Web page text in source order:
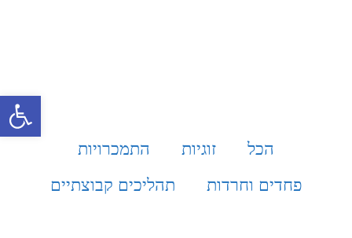
הכל זוגיות
התמכרויות
פחדים וחרדות
תהליכים קבוצתיים
פתח